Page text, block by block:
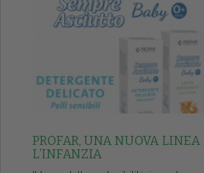
PROFAR, UNA NUOVA LINEA
L’INFANZIA